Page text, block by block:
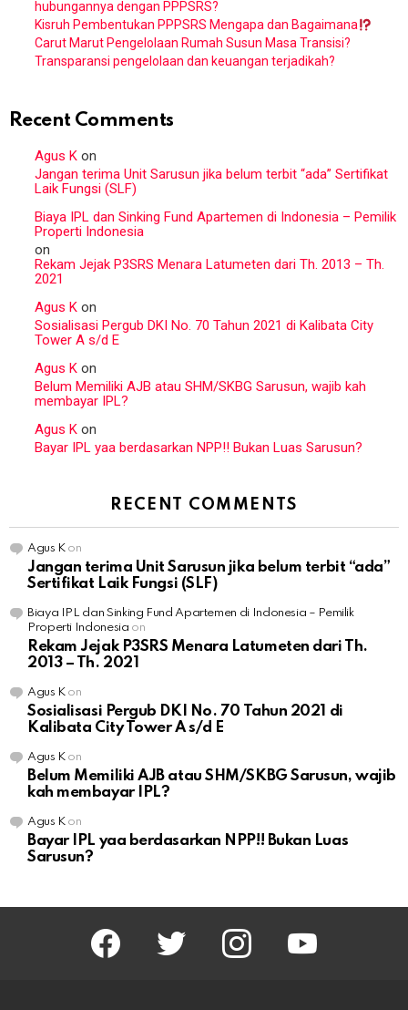
hubungannya dengan PPPSRS?
Kisruh Pembentukan PPPSRS Mengapa dan Bagaimana
Carut Marut Pengelolaan Rumah Susun Masa Transisi?
Transparansi pengelolaan dan keuangan terjadikah?
Recent Comments
Agus K on
Jangan terima Unit Sarusun jika belum terbit “ada” Sertifikat
Laik Fungsi (SLF)
Biaya IPL dan Sinking Fund Apartemen di Indonesia – Pemilik
Properti Indonesia
on
Rekam Jejak P3SRS Menara Latumeten dari Th. 2013 – Th.
2021
Agus K on
Sosialisasi Pergub DKI No. 70 Tahun 2021 di Kalibata City
Tower A s/d E
Agus K on
Belum Memiliki AJB atau SHM/SKBG Sarusun, wajib kah
membayar IPL?
Agus K on
Bayar IPL yaa berdasarkan NPP!! Bukan Luas Sarusun?
RECENT COMMENTS
Agus Kon
Jangan terima Unit Sarusun jika belum terbit “ada”
Sertifikat Laik Fungsi (SLF)
Biaya IPL dan Sinking Fund Apartemen di Indonesia – Pemilik
Properti Indonesia on
Rekam Jejak P3SRS Menara Latumeten dari Th.
2013 – Th. 2021
Agus Kon
Sosialisasi Pergub DKI No. 70 Tahun 2021 di
Kalibata City Tower A s/d E
Agus Kon
Belum Memiliki AJB atau SHM/SKBG Sarusun, wajib
kah membayar IPL?
Agus Kon
Bayar IPL yaa berdasarkan NPP!! Bukan Luas
Sarusun?
facebook twitter instagram youtube